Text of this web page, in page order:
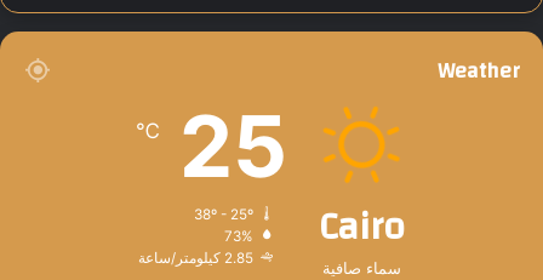
Weather
Cairo
سماء صافية
25
℃
73%
2.85 كيلومتر/ساعة